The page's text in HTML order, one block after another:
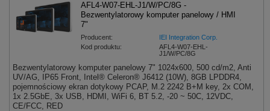
AFL4-W07-EHL-J1/W/PC/8G -
Bezwentylatorowy komputer panelowy / HMI
7"
Producent:
IEI Integration Corp.
Kod produktu:
AFL4-W07-EHL-
J1/W/PC/8G
Bezwentylatorowy komputer panelowy 7" 1024x600, 500 cd/m2, Anti
UV/AG, IP65 Front, Intel® Celeron® J6412 (10W), 8GB LPDDR4,
pojemnościowy ekran dotykowy PCAP, M.2 2242 B+M key, 2x COM,
1x 2.5GbE, 3x USB, HDMI, WiFi 6, BT 5.2, -20 ~ 50C, 12VDC,
CE/FCC, RED